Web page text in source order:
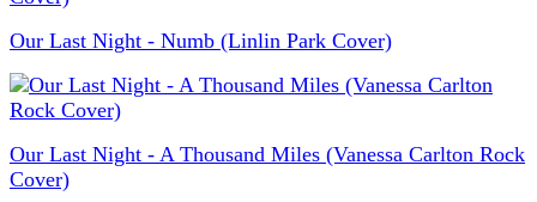
Our Last Night - Numb (Linlin Park Cover)
Our Last Night - A Thousand Miles (Vanessa Carlton Rock
Cover)